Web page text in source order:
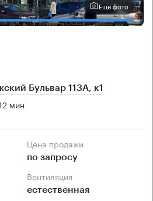
Еще фото
Бульвар 113А, к1
мин
Цена продажи
по запросу
Вентиляция
естественная